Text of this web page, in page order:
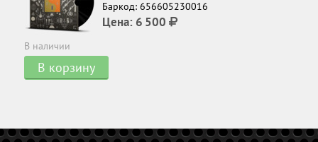
Баркод: 656605230016
Цена: 6 500
В наличии
В корзину